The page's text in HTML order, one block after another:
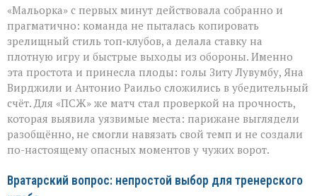
«Мальорка» с первых минут действовала собранно и
прагматично: команда не пыталась копировать
зрелищный стиль топ‑клубов, а делала ставку на
плотную игру и быстрые выходы из обороны. Именно
эта простота и принесла плоды: голы Зиту Лувумбу, Яна
Вирджили и Антонио Раильо сложились в убедительный
счёт. Для «ПСЖ» же матч стал проверкой на прочность,
которая выявила уязвимые места: парижане выглядели
разобщённо, не смогли навязать свой темп и не создали
по-настоящему опасных моментов у чужих ворот.
Вратарский вопрос: непростой выбор для тренерского